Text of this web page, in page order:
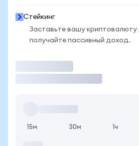
Стейкинг
Заставьте вашу криптовалюту
получайте пассивный доход.
15м 30м 1ч